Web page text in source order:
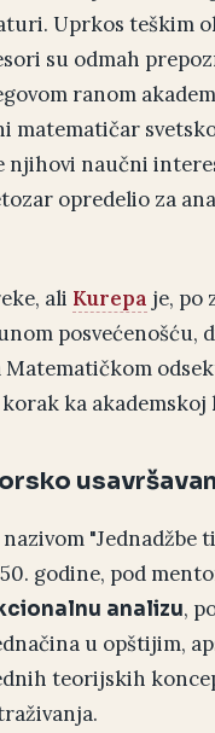
Uprkos teškim
su odmah
ranom
matematičar
njihovi naučni
opredelio za
ali Kurepa je, po
posvećenošću,
Matematičkom
ka
godine, pod
analizu,
u opštijim,
teorijskih